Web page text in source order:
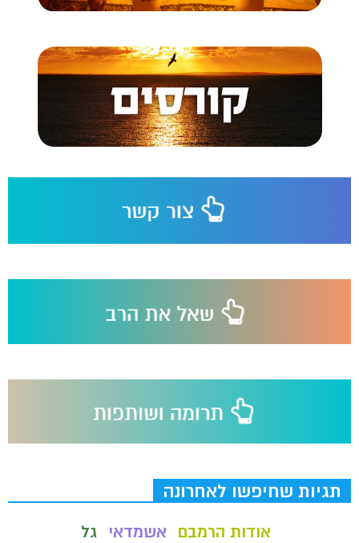
תגיות שחיפשו לאחרונה
אודות הרמבם אשמדאי
גל